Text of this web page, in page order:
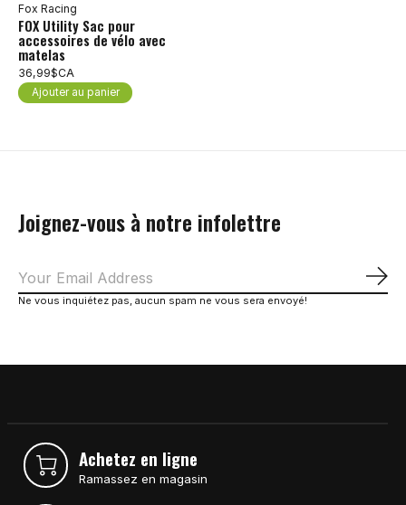
Fox Racing
FOX Utility Sac pour
accessoires de vélo avec
matelas
36,99$CA
Ajouter au panier
Joignez-vous à notre infolettre
Ne vous inquiétez pas, aucun spam ne vous sera envoyé!
Achetez en ligne
Ramassez en magasin